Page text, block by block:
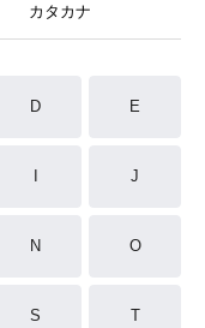
カタカナ
D E
J
N O
S T